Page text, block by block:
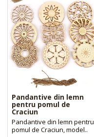
Pandantive din lemn
pentru pomul de
Craciun
Pandantive din lemn pentru
pomul de Craciun, model..